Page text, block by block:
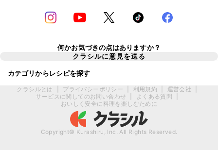
何かお気づきの点はありますか？
クラシルに意見を送る
カテゴリからレシピを探す
クラシルとは プライバシーポリシー 利用規約 運営会社
サービスに関してのお問い合わせ
よくある質問
おいしく安全に料理を楽しむために
Copyright© Kurashiru, Inc. All Rights Reserved.